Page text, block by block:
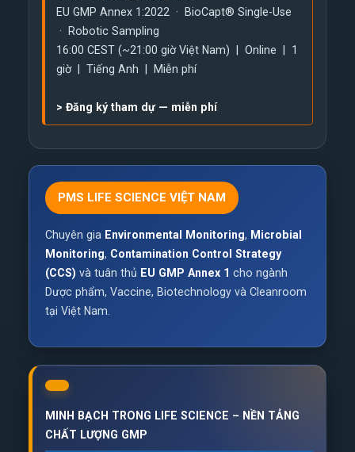
EU GMP Annex 1:2022 · BioCapt® Single-Use
· Robotic Sampling
16:00 CEST (~21:00 giờ Việt Nam) | Online | 1
giờ | Tiếng Anh | Miễn phí
> Đăng ký tham dự — miễn phí
PMS LIFE SCIENCE VIỆT NAM
Chuyên gia Environmental Monitoring, Microbial
Monitoring, Contamination Control Strategy
(CCS) và tuân thủ EU GMP Annex 1 cho ngành
Dược phẩm, Vaccine, Biotechnology và Cleanroom
tại Việt Nam.
MINH BẠCH TRONG LIFE SCIENCE – NỀN TẢNG
CHẤT LƯỢNG GMP